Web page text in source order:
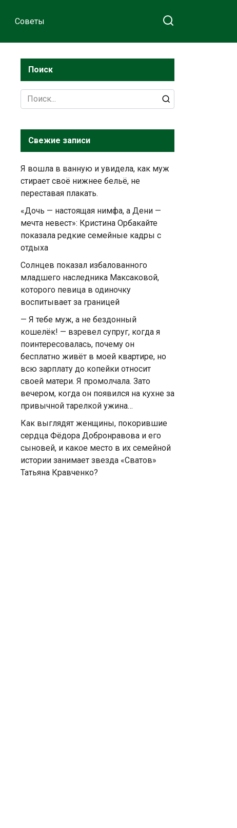
Советы
Поиск
Search
for:
Свежие записи
Я вошла в ванную и увидела, как муж
стирает своё нижнее бельё, не
переставая плакать.
«Дочь — настоящая нимфа, а Дени —
мечта невест»: Кристина Орбакайте
показала редкие семейные кадры с
отдыха
Солнцев показал избалованного
младшего наследника Максаковой,
которого певица в одиночку
воспитывает за границей
— Я тебе муж, а не бездонный
кошелёк! — взревел супруг, когда я
поинтересовалась, почему он
бесплатно живёт в моей квартире, но
всю зарплату до копейки относит
своей матери. Я промолчала. Зато
вечером, когда он появился на кухне за
привычной тарелкой ужина…
Как выглядят женщины, покорившие
сердца Фёдора Добронравова и его
сыновей, и какое место в их семейной
истории занимает звезда «Сватов»
Татьяна Кравченко?